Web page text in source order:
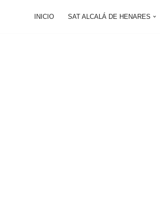
INICIO SAT ALCALÁ DE HENARES